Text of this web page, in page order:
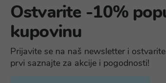
Ostvarite -10%
kupovinu
Prijavite se na naš newsletter i
prvi saznajte za akcije i pogodnosti!